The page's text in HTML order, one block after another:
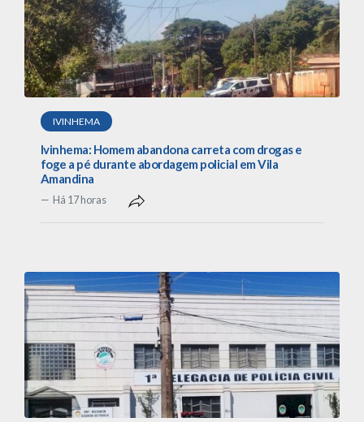
IVINHEMA
Ivinhema: Homem abandona carreta com drogas e
foge a pé durante abordagem policial em Vila
Amandina
Há 17 horas